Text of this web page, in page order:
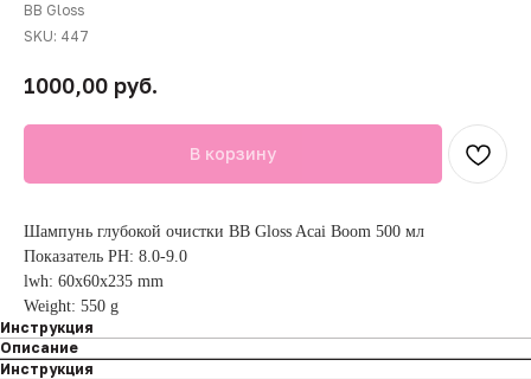
BB Gloss
SKU: 447
1000,00 руб.
В корзину
Шампунь глубокой очистки BB Gloss Acai Boom 500 мл
Показатель PH: 8.0-9.0
lwh: 60x60x235 mm
Weight: 550 g
Инструкция
Описание
Инструкция